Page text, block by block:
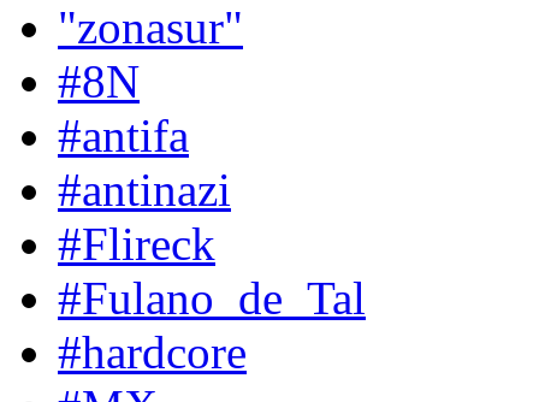
"zonasur"
#8N
#antifa
#antinazi
#Flireck
#Fulano_de_Tal
#hardcore